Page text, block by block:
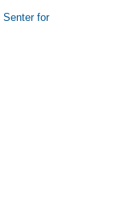
Senter for